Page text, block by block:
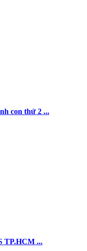
con thứ 2 ...
TP.HCM ...